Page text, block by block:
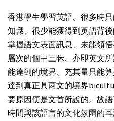
香港學生學習英語、很多時
知識、很少能獲得到英語背
掌握語文表面訊息、未能領
層次的個中三昧、亦即英文
能達到的境界、充其量只能
達到真正具两文的境界
要原因便是文首所說的。故
時間與該語言的文化氛圍的